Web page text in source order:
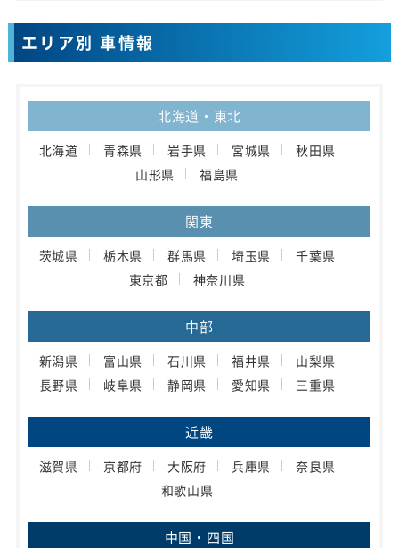
エリア別 車情報
北海道・東北
北海道 青森県 岩手県 宮城県
秋田県
山形県
福島県
関東
茨城県 栃木県 群馬県 埼玉県
千葉県
東京都
神奈川県
中部
新潟県 富山県 石川県 福井県
山梨県
長野県
岐阜県 静岡県 愛知県 三重県
近畿
滋賀県 京都府 大阪府 兵庫県
奈良県
和歌山県
中国・四国